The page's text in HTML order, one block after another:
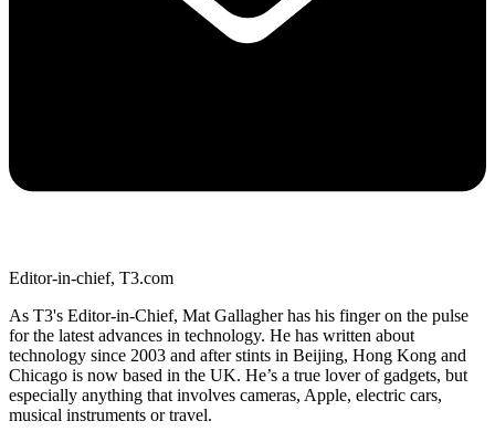
Editor-in-chief, T3.com
As T3's Editor-in-Chief, Mat Gallagher has his finger on the pulse
for the latest advances in technology. He has written about
technology since 2003 and after stints in Beijing, Hong Kong and
Chicago is now based in the UK. He’s a true lover of gadgets, but
especially anything that involves cameras, Apple, electric cars,
musical instruments or travel.